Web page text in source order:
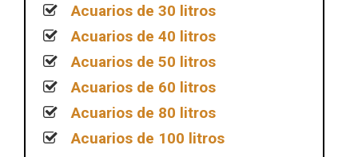
Acuarios de 30 litros
Acuarios de 40 litros
Acuarios de 50 litros
Acuarios de 60 litros
Acuarios de 80 litros
Acuarios de 100 litros